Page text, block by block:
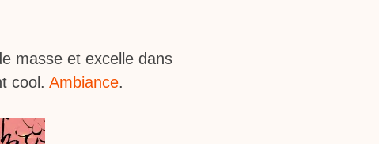
masse et excelle dans
cool. Ambiance.